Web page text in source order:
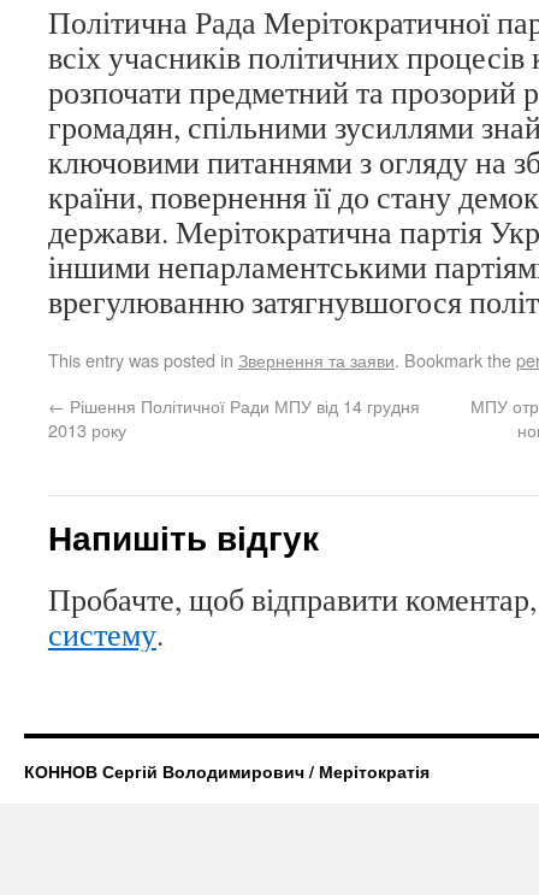
Політична Рада Мерітократичної
всіх учасників політичних
розпочати предметний та прозорий
громадян, спільними зусиллями
ключовими питаннями з огляду на
країни, повернення її до стану
держави. Мерітократична партія
іншими непарламентськими
врегулюванню затягнувшогося
This entry was posted in Звернення та заяви. Bookmark the
← Рішення Політичної Ради МПУ від 14 грудня
2013 року
МПУ
Напишіть відгук
Пробачте, щоб відправити
систему.
КОННОВ Сергій Володимирович / Мерітократія